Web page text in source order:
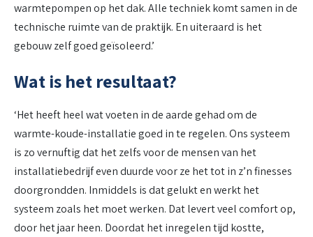
warmtepompen op het dak. Alle techniek komt samen in de
technische ruimte van de praktijk. En uiteraard is het
gebouw zelf goed geïsoleerd.’
Wat is het resultaat?
‘Het heeft heel wat voeten in de aarde gehad om de
warmte-koude-installatie goed in te regelen. Ons systeem
is zo vernuftig dat het zelfs voor de mensen van het
installatiebedrijf even duurde voor ze het tot in z’n finesses
doorgrondden. Inmiddels is dat gelukt en werkt het
systeem zoals het moet werken. Dat levert veel comfort op,
door het jaar heen. Doordat het inregelen tijd kostte,